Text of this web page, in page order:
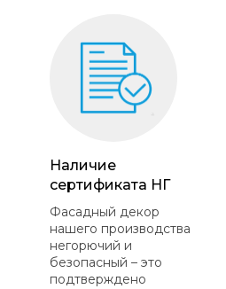
Наличие
сертификата НГ
Фасадный декор
нашего производства
негорючий и
безопасный – это
подтверждено